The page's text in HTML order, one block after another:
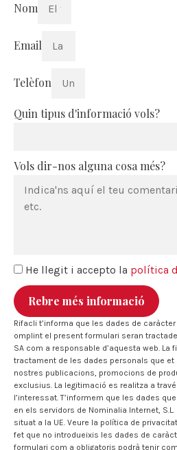
Nom
Email
Telèfon
Quin tipus d'informació vols?
Vols dir-nos alguna cosa més?
He llegit i accepto la política
Rebre més informació
Rifacli t’informa que les dades de
omplint el present formulari seran
SA com a responsable d’aquesta web. La
tractament de les dades personals que et
nostres publicacions, promocions de
exclusius. La legitimació es realitza a
l’interessat. T’informem que les dades
en els servidors de Nominalia Internet,
situat a la UE. Veure la política de
fet que no introdueixis les dades de
formulari com a obligatoris podrà tenir